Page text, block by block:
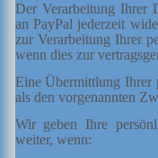
Der Verarbeitung Ihrer
an PayPal jederzeit
zur Verarbeitung Ihrer
wenn dies zur
Eine Übermittlung Ihrer
als den vorgenannten
Wir geben Ihre
weiter, wenn: